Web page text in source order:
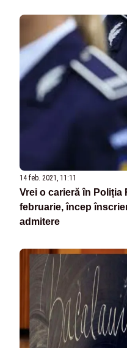
14 feb. 2021, 11:11
Vrei o carieră în Poliția
februarie, încep
admitere